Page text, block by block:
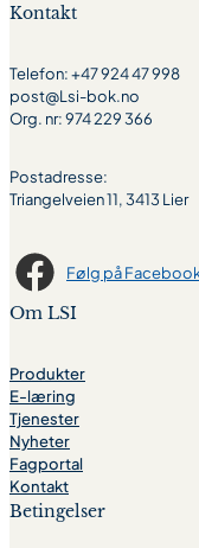
Kontakt
Telefon: +47 924 47 998
post@Lsi-bok.no
Org. nr: 974 229 366
Postadresse:
Triangelveien 11, 3413 Lier
Følg på
Om LSI
Produkter
E-læring
Tjenester
Nyheter
Fagportal
Kontakt
Betingelser